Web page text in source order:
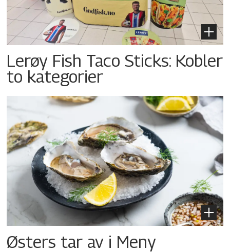
Lerøy Fish Taco Sticks: Kobler
to kategorier
Østers tar av i Meny